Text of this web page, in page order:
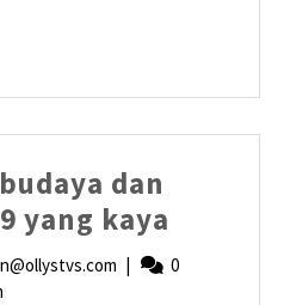
dan
yang kaya
budaya
admin@ollystvs.com
|
0